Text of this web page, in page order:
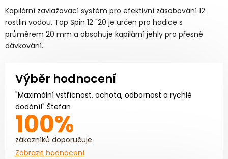
Kapilární zavlažovací systém pro efektivní zásobování 12
rostlin vodou. Top Spin 12 "20 je určen pro hadice s
průměrem 20 mm a obsahuje kapilární jehly pro přesné
dávkování.
Výběr hodnocení
"Maximální vstřícnost, ochota, odbornost a rychlé
dodání!" Štefan
100%
zákazníků doporučuje
Zobrazit hodnocení